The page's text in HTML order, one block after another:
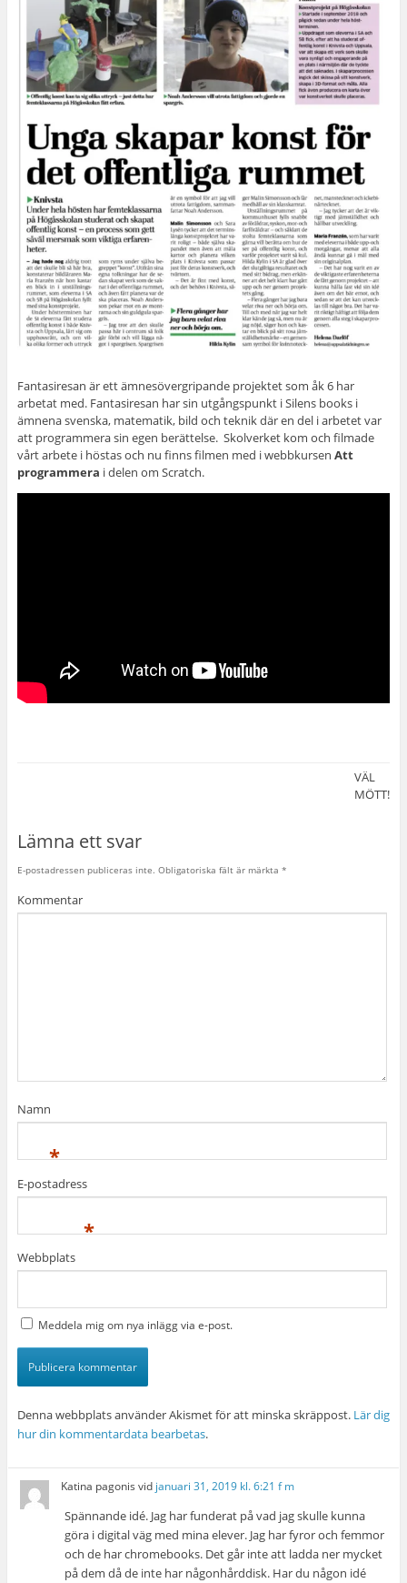
Fantasiresan är ett ämnesövergripande projektet som åk 6 har
arbetat med. Fantasiresan har sin utgångspunkt i Silens books i
ämnena svenska, matematik, bild och teknik där en del i arbetet var
att programmera sin egen berättelse. Skolverket kom och filmade
vårt arbete i höstas och nu finns filmen med i webbkursen Att
programmera i delen om Scratch.
VÄL
MÖTT!
Lämna ett svar
E-postadressen publiceras inte. Obligatoriska fält är märkta *
Kommentar
Namn
*
E-postadress
*
Webbplats
Meddela mig om nya inlägg via e-post.
Denna webbplats använder Akismet för att minska skräppost. Lär dig
hur din kommentardata bearbetas.
Katina pagonis vid januari 31, 2019 kl. 6:21 f m
Spännande idé. Jag har funderat på vad jag skulle kunna
göra i digital väg med mina elever. Jag har fyror och femmor
och de har chromebooks. Det går inte att ladda ner mycket
på dem då de inte har någonhårddisk. Har du någon idé